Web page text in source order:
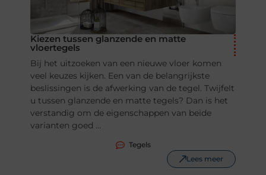
Kiezen tussen glanzende en matte
vloertegels
Bij het uitzoeken van een nieuwe vloer komen
veel keuzes kijken. Een van de belangrijkste
beslissingen is de afwerking van de tegel. Twijfelt
u tussen glanzende en matte tegels? Dan is het
verstandig om de eigenschappen van beide
varianten goed ...
Tegels
Lees meer